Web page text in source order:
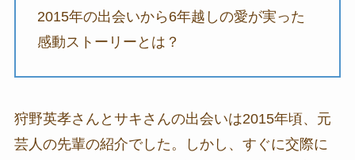
2015年の出会いから6年越しの愛が実った
感動ストーリーとは？
狩野英孝さんとサキさんの出会いは2015年頃、元
芸人の先輩の紹介でした。しかし、すぐに交際に